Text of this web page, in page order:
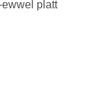
platt